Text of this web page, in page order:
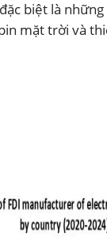
biệt là
mặt trời và